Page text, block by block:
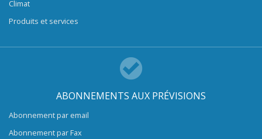
Climat
Produits et services
ABONNEMENTS AUX PRÉVISIONS
Abonnement par email
Abonnement par Fax